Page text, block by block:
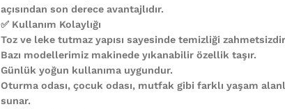
açısından son derece avantajlıdır.
✅ Kullanım Kolaylığı
Toz ve leke tutmaz yapısı sayesinde temizliği
Bazı modellerimiz makinede yıkanabilir özellik taşır.
Günlük yoğun kullanıma uygundur.
Oturma odası, çocuk odası, mutfak gibi farklı yaşam
sunar.